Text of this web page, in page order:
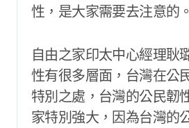
性，是大家需要去注意的。
自由之家印太中心經理耿
性有很多層面，台灣在公
特別之處，台灣的公民韌
家特別強大，因為台灣的